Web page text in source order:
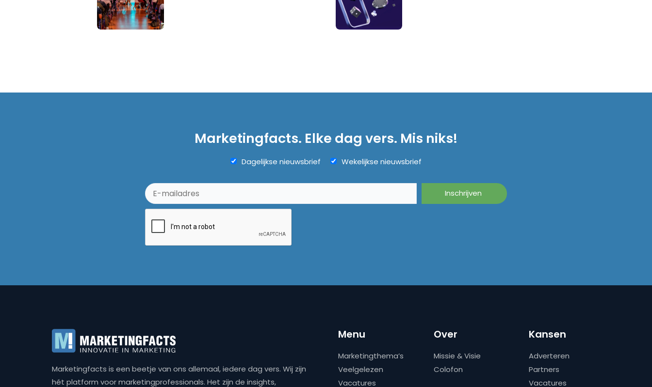
Marketingfacts. Elke dag vers. Mis niks!
Dagelijkse nieuwsbrief Wekelijkse nieuwsbrief
Marketingfacts is een beetje van ons allemaal, iedere dag vers. Wij zijn
hét platform voor marketingprofessionals. Het zijn de insights,
Menu
Marketingthema’s
Veelgelezen
Vacatures
Over
Missie & Visie
Colofon
Kansen
Adverteren
Partners
Vacatures